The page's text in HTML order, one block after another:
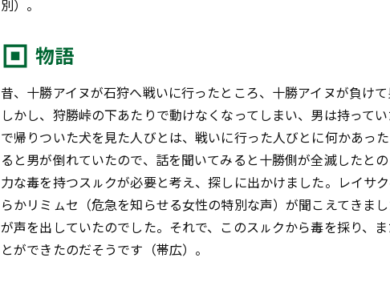
別）。
物語
昔、十勝アイヌが石狩へ戦いに行ったところ、十勝アイヌが負け
しかし、狩勝峠の下あたりで動けなくなってしまい、男は持って
で帰りついた犬を見た人びとは、戦いに行った人びとに何かあっ
ると男が倒れていたので、話を聞いてみると十勝側が全滅したと
力な毒を持つスㇽクが必要と考え、探しに出かけました。レイサ
らかリミㇺセ（危急を知らせる女性の特別な声）が聞こえてきま
が声を出していたのでした。それで、このスㇽクから毒を採り、
とができたのだそうです（帯広）。